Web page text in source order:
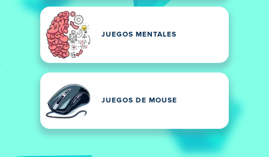
JUEGOS MENTALES
JUEGOS DE MOUSE